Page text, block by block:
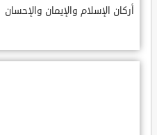
أركان الإسلام والإيمان والإحسان